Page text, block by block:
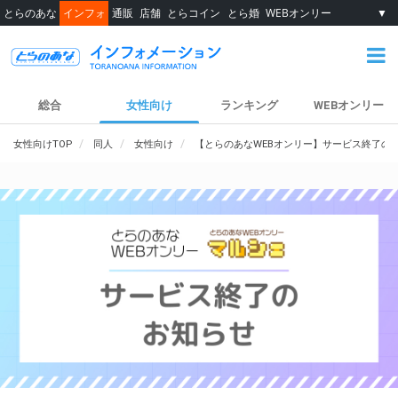
とらのあな インフォ 通販 店舗 とらコイン とら婚 WEBオンリー ▼
総合 女性向け ランキング WEBオンリー
女性向けTOP 同人 女性向け 【とらのあなWEBオンリー】サービス終了の